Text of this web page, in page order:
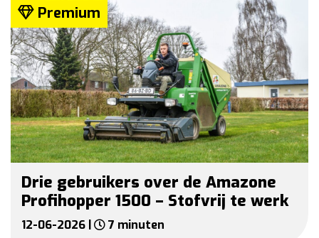
Premium
Drie gebruikers over de Amazone
Profihopper 1500 – Stofvrij te werk
12-06-2026 | 7 minuten